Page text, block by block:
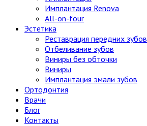
Имплантация Renova
All-on-four
Эстетика
Реставрация передних зубов
Отбеливание зубов
Виниры без обточки
Виниры
Имплантация эмали зубов
Ортодонтия
Врачи
Блог
Контакты